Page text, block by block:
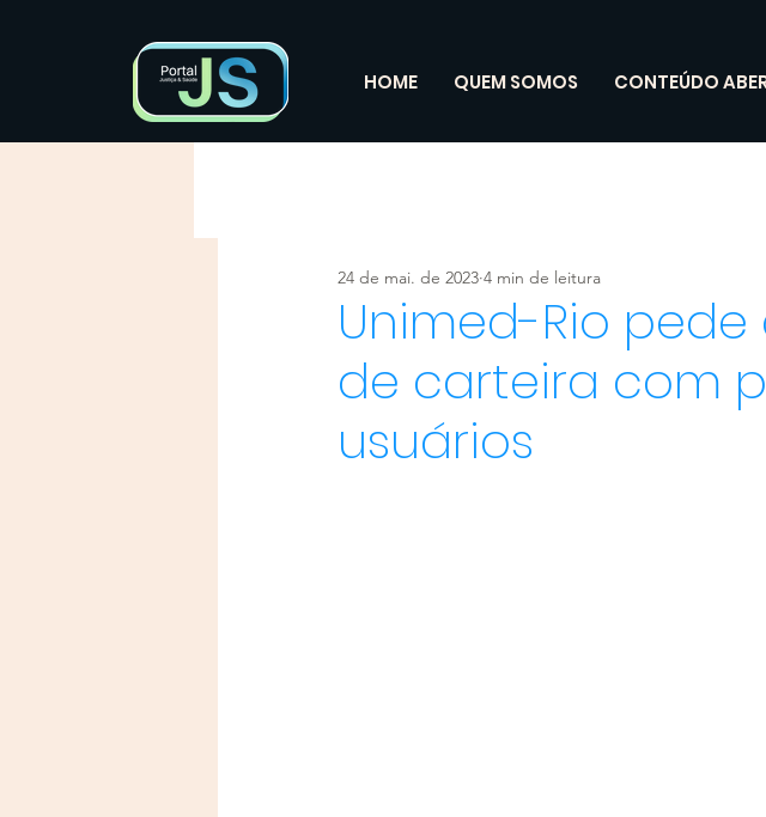
HOME QUEM SOMOS CONTEÚDO
Unimed-Rio pede
de carteira com
usuários
24 de mai. de 2023 4 min de leitura